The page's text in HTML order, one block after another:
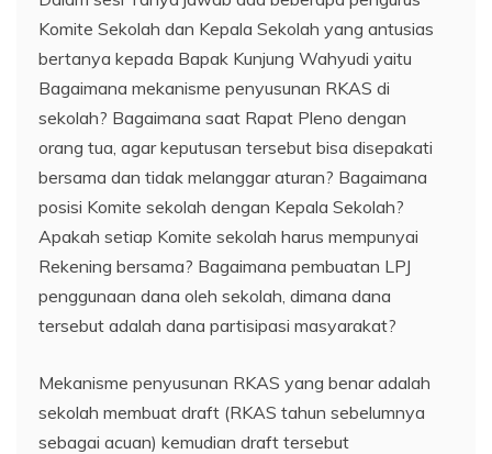
Komite Sekolah dan Kepala Sekolah yang antusias
bertanya kepada Bapak Kunjung Wahyudi yaitu
Bagaimana mekanisme penyusunan RKAS di
sekolah? Bagaimana saat Rapat Pleno dengan
orang tua, agar keputusan tersebut bisa disepakati
bersama dan tidak melanggar aturan? Bagaimana
posisi Komite sekolah dengan Kepala Sekolah?
Apakah setiap Komite sekolah harus mempunyai
Rekening bersama? Bagaimana pembuatan LPJ
penggunaan dana oleh sekolah, dimana dana
tersebut adalah dana partisipasi masyarakat?
Mekanisme penyusunan RKAS yang benar adalah
sekolah membuat draft (RKAS tahun sebelumnya
sebagai acuan) kemudian draft tersebut